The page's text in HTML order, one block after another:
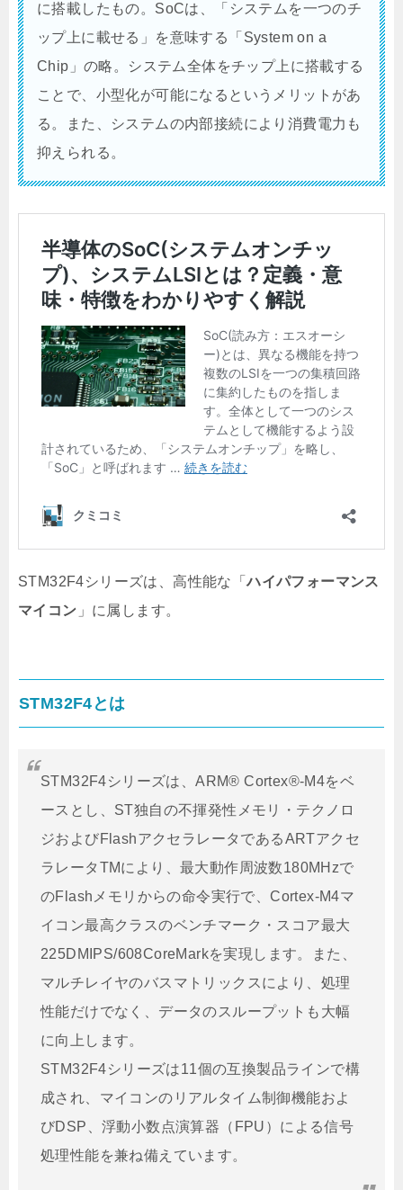
に搭載したもの。SoCは、「システムを一つのチ
ップ上に載せる」を意味する「System on a
Chip」の略。システム全体をチップ上に搭載する
ことで、小型化が可能になるというメリットがあ
る。また、システムの内部接続により消費電力も
抑えられる。
STM32F4シリーズは、高性能な「ハイパフォーマンス
マイコン 」に属します。
STM32F4とは
STM32F4シリーズは、ARM® Cortex®-M4をベ
ースとし、ST独自の不揮発性メモリ・テクノロ
ジおよびFlashアクセラレータであるARTアクセ
ラレータTMにより、最大動作周波数180MHzで
のFlashメモリからの命令実行で、Cortex-M4マ
イコン最高クラスのベンチマーク・スコア最大
225DMIPS/608CoreMarkを実現します。また、
マルチレイヤのバスマトリックスにより、処理
性能だけでなく、データのスループットも大幅
に向上します。
STM32F4シリーズは11個の互換製品ラインで構
成され、マイコンのリアルタイム制御機能およ
びDSP、浮動小数点演算器（FPU）による信号
処理性能を兼ね備えています。